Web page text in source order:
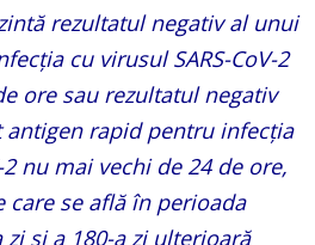
rezultatul negativ al unui
cu virusul SARS-CoV-2
ore sau rezultatul negativ
rapid pentru infecția
2 nu mai vechi de 24 de ore,
care se află în perioada
și a 180-a zi ulterioară